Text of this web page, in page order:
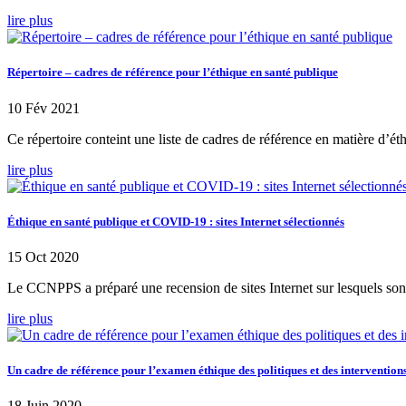
lire plus
Répertoire – cadres de référence pour l’éthique en santé publique
10 Fév 2021
Ce répertoire conteint une liste de cadres de référence en matière
lire plus
Éthique en santé publique et COVID-19 : sites Internet sélectionnés
15 Oct 2020
Le CCNPPS a préparé une recension de sites Internet sur lesquels
lire plus
Un cadre de référence pour l’examen éthique des politiques et des